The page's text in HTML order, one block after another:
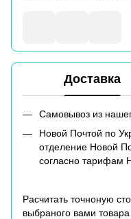
Доставка
Самовывоз из
Новой Почтой по
отделение Новой
согласно тарифам
Расчитать точноную
выбраного вами